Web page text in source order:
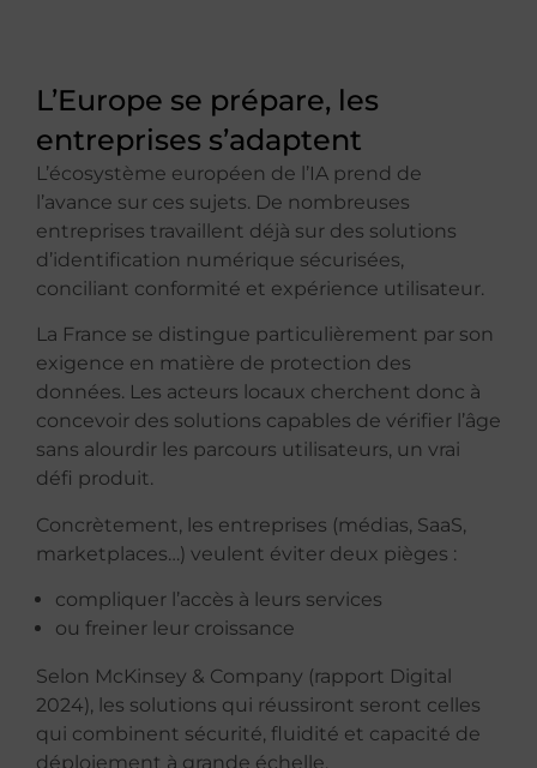
L’Europe se prépare, les
entreprises s’adaptent
L’écosystème européen de l’IA prend de
l’avance sur ces sujets. De nombreuses
entreprises travaillent déjà sur des solutions
d’identification numérique sécurisées,
conciliant conformité et expérience utilisateur.
La France se distingue particulièrement par son
exigence en matière de protection des
données. Les acteurs locaux cherchent donc à
concevoir des solutions capables de vérifier l’âge
sans alourdir les parcours utilisateurs, un vrai
défi produit.
Concrètement, les entreprises (médias, SaaS,
marketplaces…) veulent éviter deux pièges :
compliquer l’accès à leurs services
ou freiner leur croissance
Selon McKinsey & Company (rapport Digital
2024), les solutions qui réussiront seront celles
qui combinent sécurité, fluidité et capacité de
déploiement à grande échelle.